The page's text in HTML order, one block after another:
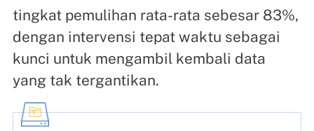
tingkat pemulihan rata-rata sebesar 83%,
dengan intervensi tepat waktu sebagai
kunci untuk mengambil kembali data
yang tak tergantikan.